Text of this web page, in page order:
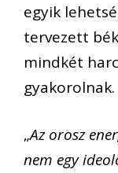
egyik
tervezett
mindkét
gyakorolnak.
„Az orosz
nem egy